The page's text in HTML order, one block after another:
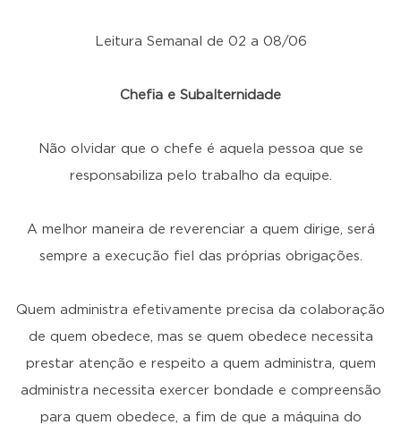
Leitura Semanal de 02 a 08/06
Chefia e Subalternidade
Não olvidar que o chefe é aquela pessoa que se
responsabiliza pelo trabalho da equipe.
A melhor maneira de reverenciar a quem dirige, será
sempre a execução fiel das próprias obrigações.
Quem administra efetivamente precisa da colaboração
de quem obedece, mas se quem obedece necessita
prestar atenção e respeito a quem administra, quem
administra necessita exercer bondade e compreensão
para quem obedece, a fim de que a máquina do